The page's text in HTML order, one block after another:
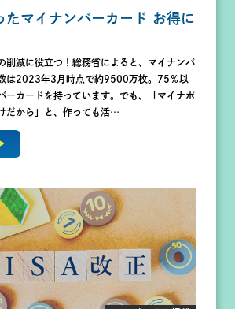
たマイナンバーカード お得に
削減に役立つ！総務省によると、マイナンバ
は2023年3月時点で約9500万枚。75％以
ーカードを持っています。でも、「マイナポ
だから」と、作っても活…